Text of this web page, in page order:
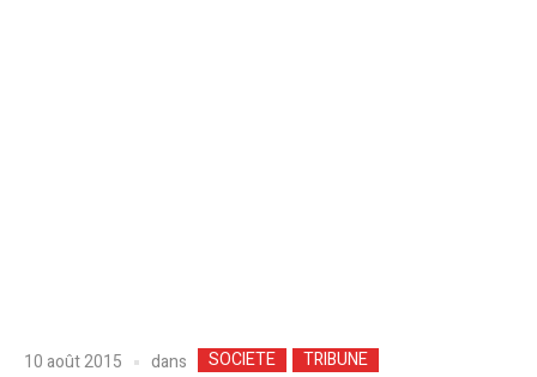
10 août 2015 dans SOCIETE TRIBUNE